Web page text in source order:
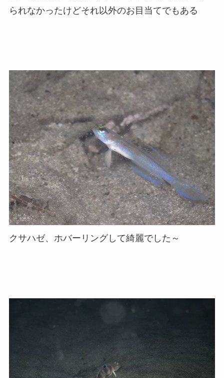
られなかったけどそれ以外のお目当てでもある
クサハゼ、ホバーリングして綺麗でした～